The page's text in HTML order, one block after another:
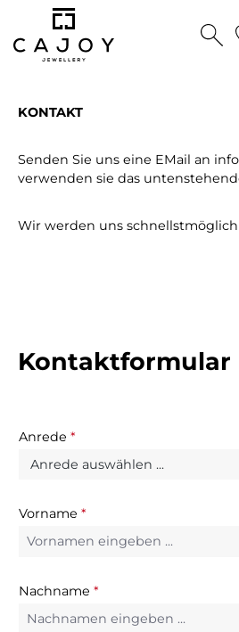
springen
KONTAKT
Senden Sie uns eine EMail an
verwenden sie das
Wir werden uns
Kontaktformular
Anrede *
Vorname *
Nachname *